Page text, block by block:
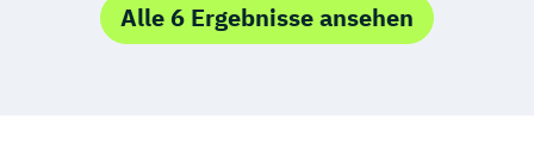
(DE/EN)
Business Intelligence & Data Science (EN)
Alle 6 Ergebnisse ansehen